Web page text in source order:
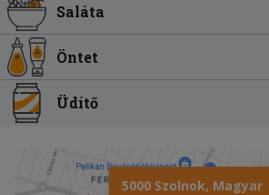
Saláta
Öntet
Üdítő
5000 Szolnok, Magyar